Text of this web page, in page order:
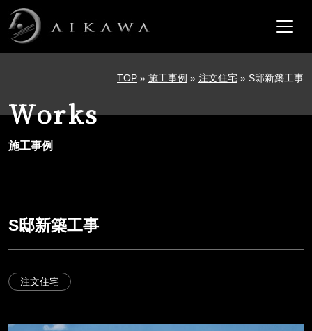
メインナビゲーション
TOP » 施工事例 » 注文住宅 » S邸新築工事
Works
施工事例
S邸新築工事
注文住宅